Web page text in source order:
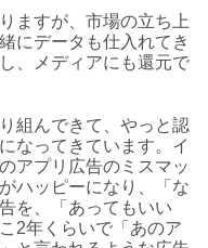
ますが、市場の立ち上
にデータも仕入れてき
、メディアにも還元で
組んできて、やっと認
なってきています。イ
アプリ広告のミスマッ
ハッピーになり、「な
を、「あってもいい
2年くらいで「あのア